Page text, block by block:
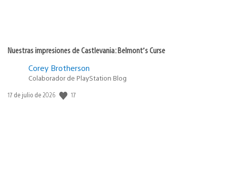
Nuestras impresiones de Castlevania: Belmont’s Curse
Corey Brotherson
Colaborador de PlayStation Blog
Fecha
17 de julio de 2026 17